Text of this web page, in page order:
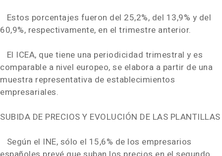
Estos porcentajes fueron del 25,2%, del 13,9% y del
60,9%, respectivamente, en el trimestre anterior.
El ICEA, que tiene una periodicidad trimestral y es
comparable a nivel europeo, se elabora a partir de una
muestra representativa de establecimientos
empresariales.
SUBIDA DE PRECIOS Y EVOLUCIÓN DE LAS PLANTILLAS
Según el INE, sólo el 15,6% de los empresarios